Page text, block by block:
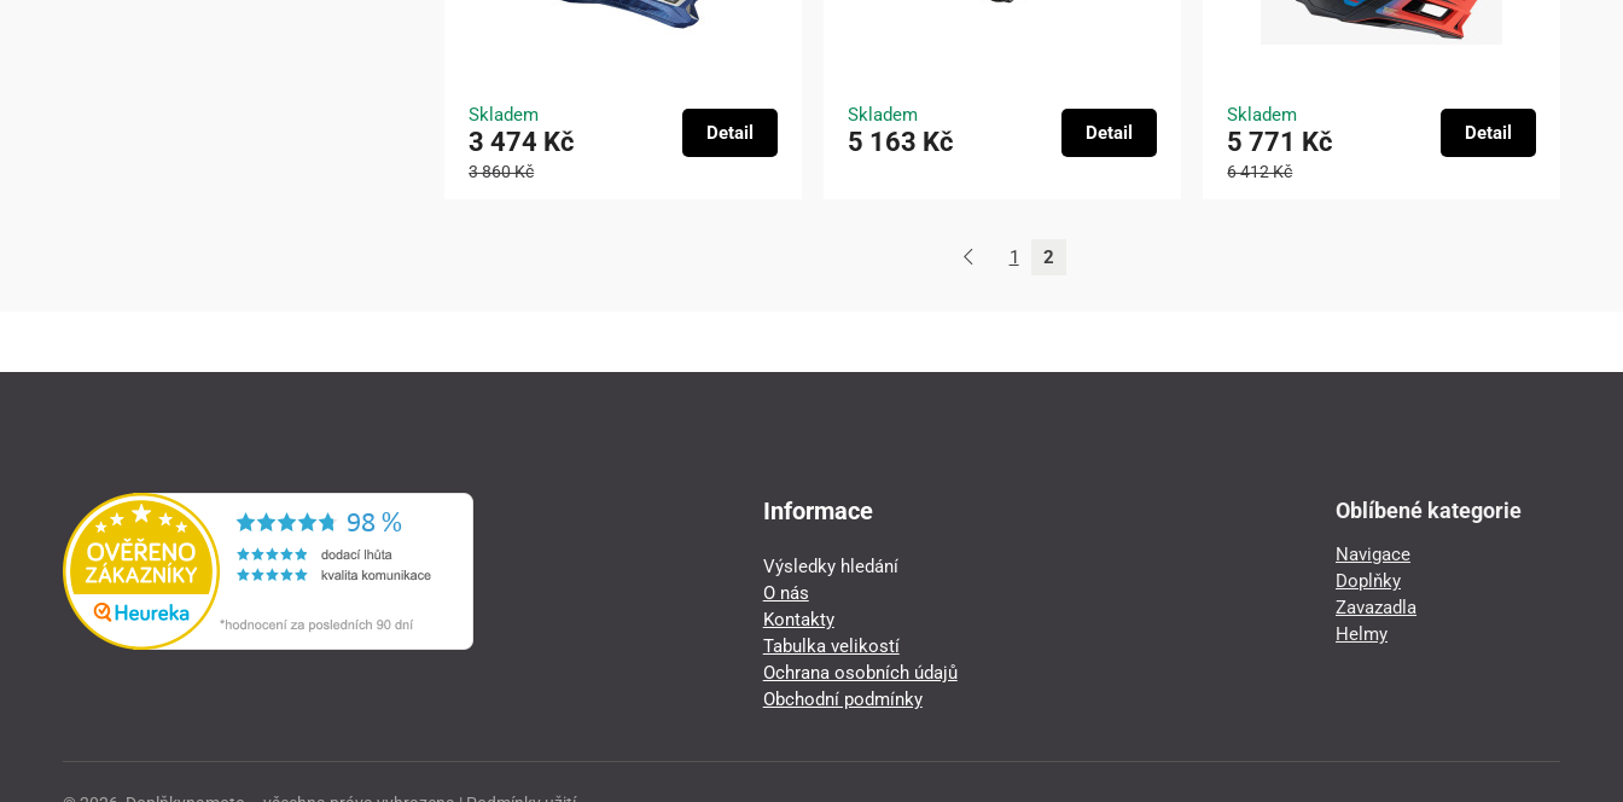
Skladem
3 474 Kč
3 860 Kč
Detail
Skladem
5 163 Kč Detail
Skladem
5 771 Kč
6 412 Kč
Detail
1 2
Informace
Výsledky hledání
O nás
Kontakty
Tabulka velikostí
Ochrana osobních údajů
Obchodní podmínky
Oblíbené kategorie
Navigace
Doplňky
Zavazadla
Helmy